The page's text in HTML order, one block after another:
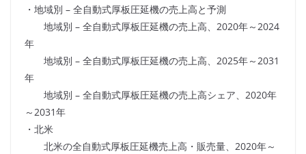
・地域別 – 全自動式厚板圧延機の売上高と予測
地域別 – 全自動式厚板圧延機の売上高、2020年～2024
年
地域別 – 全自動式厚板圧延機の売上高、2025年～2031
年
地域別 – 全自動式厚板圧延機の売上高シェア、2020年
～2031年
・北米
北米の全自動式厚板圧延機売上高・販売量、2020年～